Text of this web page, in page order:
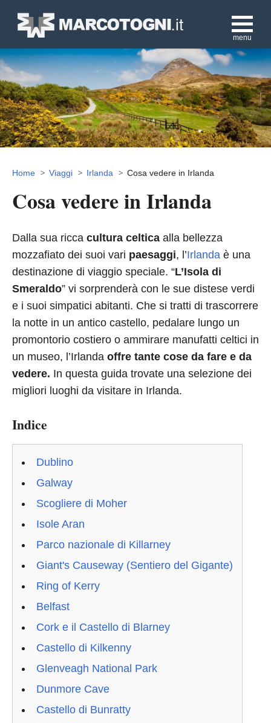
menu
Home Viaggi Irlanda Cosa vedere in Irlanda
Cosa vedere in Irlanda
Dalla sua ricca cultura celtica alla bellezza
mozzafiato dei suoi vari paesaggi, l’Irlanda è una
destinazione di viaggio speciale. “L’Isola di
Smeraldo” vi sorprenderà con le sue distese verdi
e i suoi simpatici abitanti. Che si tratti di trascorrere
la notte in un antico castello, pedalare lungo un
promontorio costiero o ammirare manufatti celtici in
un museo, l’Irlanda offre tante cose da fare e da
vedere. In questa guida trovate una selezione dei
migliori luoghi da visitare in Irlanda.
Indice
Dublino
Galway
Scogliere di Moher
Isole Aran
Parco nazionale di Killarney
Giant's Causeway (Sentiero del Gigante)
Ring of Kerry
Belfast
Cork e il Castello di Blarney
Castello di Kilkenny
Glenveagh National Park
Dunmore Cave
Castello di Bunratty